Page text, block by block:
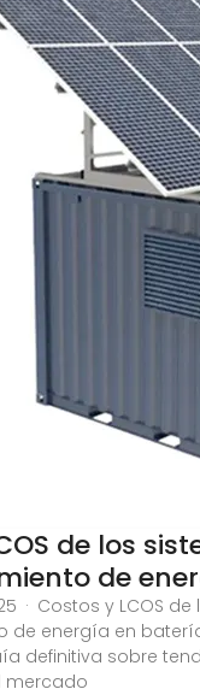
de los
de
· Costos y LCOS
energía en
definitiva sobre
mercado